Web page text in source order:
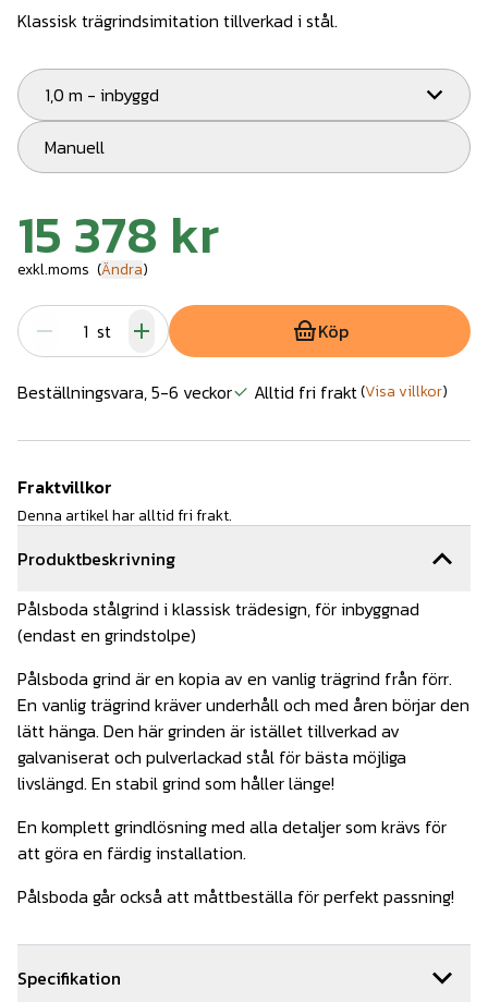
Produktbeskrivning
Pålsboda stålgrind i klassisk trädesign, för inbyggnad
(endast en grindstolpe)
Pålsboda grind är en kopia av en vanlig trägrind från förr.
En vanlig trägrind kräver underhåll och med åren börjar den
lätt hänga. Den här grinden är istället tillverkad av
galvaniserat och pulverlackad stål för bästa möjliga
livslängd. En stabil grind som håller länge!
En komplett grindlösning med alla detaljer som krävs för
att göra en färdig installation.
Pålsboda går också att måttbeställa för perfekt passning!
Specifikation
Klassisk trägrindsimitation tillverkad i stål.
1,0 m - inbyggd
Manuell
15 378 kr
exkl.moms (Ändra)
st Köp
Beställningsvara, 5-6 veckor Alltid fri frakt(Visa villkor)
Fraktvillkor
Denna artikel har alltid fri frakt.